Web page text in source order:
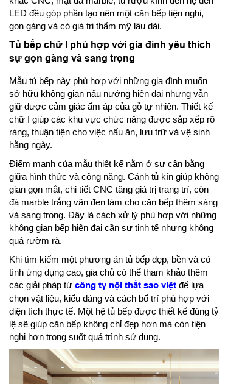
LED đều góp phần tạo nên một căn bếp tiện nghi,
gọn gàng và có giá trị thẩm mỹ lâu dài.
Tủ bếp chữ I phù hợp với gia đình yêu thích
sự gọn gàng và sang trọng
Mẫu tủ bếp này phù hợp với những gia đình muốn
sở hữu không gian nấu nướng hiện đại nhưng vẫn
giữ được cảm giác ấm áp của gỗ tự nhiên. Thiết kế
chữ I giúp các khu vực chức năng được sắp xếp rõ
ràng, thuận tiện cho việc nấu ăn, lưu trữ và vệ sinh
hằng ngày.
Điểm mạnh của mẫu thiết kế nằm ở sự cân bằng
giữa hình thức và công năng. Cánh tủ kín giúp không
gian gọn mắt, chi tiết CNC tăng giá trị trang trí, còn
đá marble trắng vân đen làm cho căn bếp thêm sáng
và sang trọng. Đây là cách xử lý phù hợp với những
không gian bếp hiện đại cần sự tinh tế nhưng không
quá rườm rà.
Khi tìm kiếm một phương án tủ bếp đẹp, bền và có
tính ứng dụng cao, gia chủ có thể tham khảo thêm
các giải pháp từ công ty nội thất sao việt để lựa
chọn vật liệu, kiểu dáng và cách bố trí phù hợp với
diện tích thực tế. Một hệ tủ bếp được thiết kế đúng tỷ
lệ sẽ giúp căn bếp không chỉ đẹp hơn mà còn tiện
nghi hơn trong suốt quá trình sử dụng.